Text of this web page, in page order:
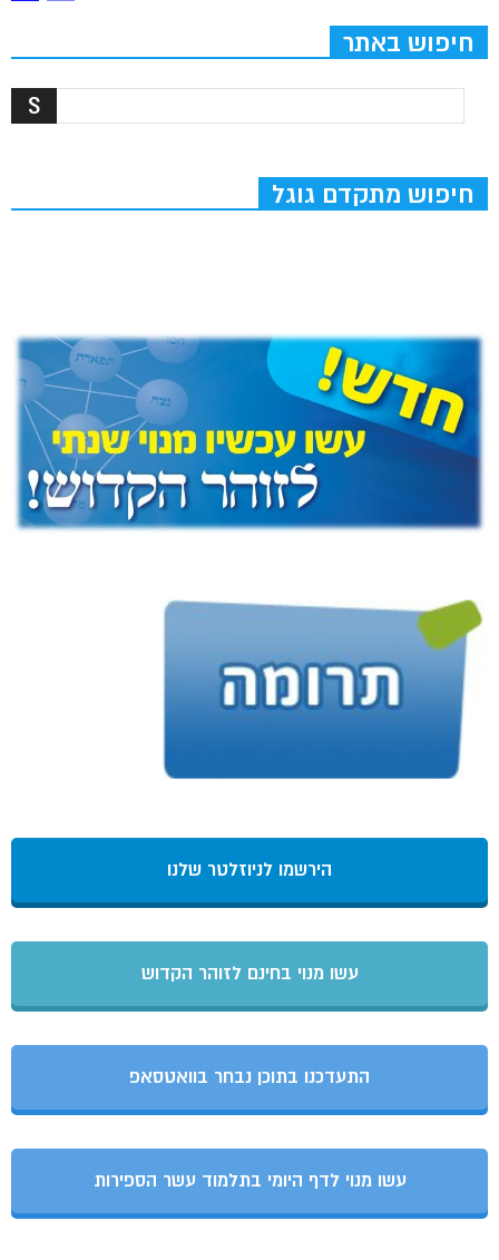
חיפוש באתר
חיפוש מתקדם גוגל
הירשמו לניוזלטר שלנו
עשו מנוי בחינם לזוהר הקדוש
התעדכנו בתוכן נבחר בוואטסאפ
עשו מנוי לדף היומי בתלמוד עשר הספירות